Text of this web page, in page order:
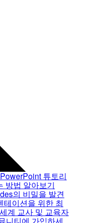
PowerPoint 튜토리
방법 알아보기
의 비밀을 발견
테이션을 위한 최
계 교사 및 교육자